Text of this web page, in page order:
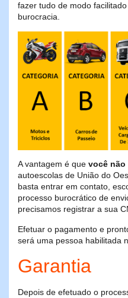
fazer tudo de modo
burocracia.
A vantagem é que você não
autoescolas de União do
basta entrar em contato,
processo burocrático de
precisamos registrar a sua
Efetuar o pagamento e
será uma pessoa habilitada
Garantia
Depois de efetuado o